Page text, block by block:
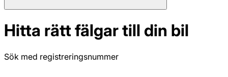
Hitta rätt fälgar till din bil
Sök med registreringsnummer